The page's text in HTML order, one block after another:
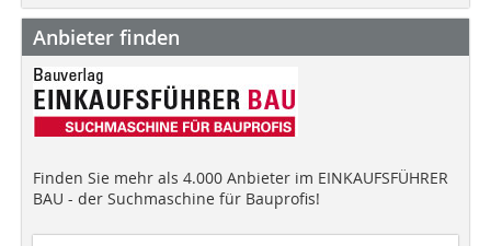
Anbieter finden
Finden Sie mehr als 4.000 Anbieter im EINKAUFSFÜHRER
BAU - der Suchmaschine für Bauprofis!